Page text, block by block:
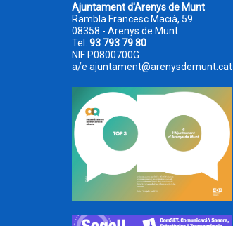
Ajuntament d'Arenys de Munt
Rambla Francesc Macià, 59
08358 - Arenys de Munt
Tel. 93 793 79 80
NIF P0800700G
a/e ajuntament@arenysdemunt.cat